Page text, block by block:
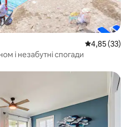
Середня
4,85 (33)
і незабутні спогади